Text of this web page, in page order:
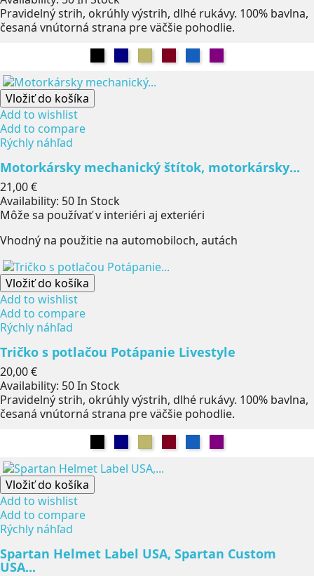
Pravidelný strih, okrúhly výstrih, dlhé rukávy. 100% bavlna,
česaná vnútorná strana pre väčšie pohodlie.
Vložiť do košíka
Add to wishlist
Add to compare
Rýchly náhľad
Motorkársky mechanický štítok, motorkársky...
Cena
21,00 €
Availability: 50 In Stock
Môže sa používať v interiéri aj exteriéri
Vhodný na použitie na automobiloch, autách
Vložiť do košíka
Add to wishlist
Add to compare
Rýchly náhľad
Tričko s potlačou Potápanie Livestyle
Cena
20,00 €
Availability: 50 In Stock
Pravidelný strih, okrúhly výstrih, dlhé rukávy. 100% bavlna,
česaná vnútorná strana pre väčšie pohodlie.
Vložiť do košíka
Add to wishlist
Add to compare
Rýchly náhľad
Spartan Helmet Label USA, Spartan Custom
USA...